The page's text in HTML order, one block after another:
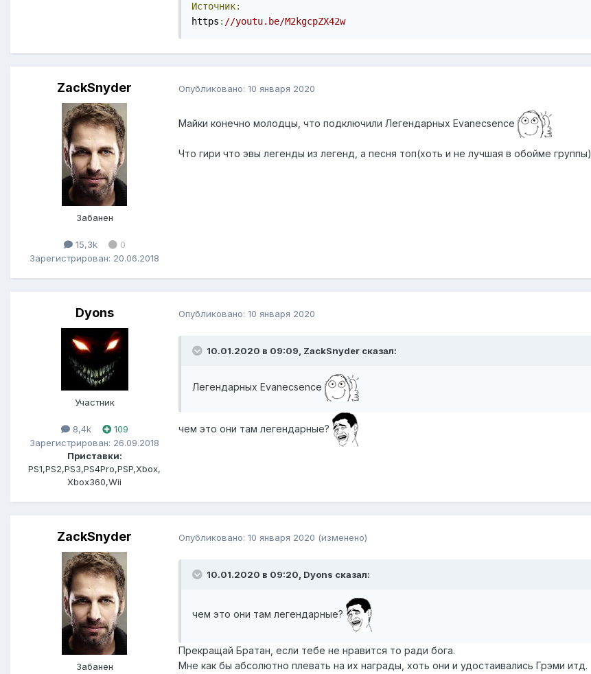
Источник:
https : //youtu.be/M2kgcpZX42w
ZackSnyder
Забанен
15,3k
0
Зарегистрирован: 20.06.2018
Опубликовано: 10 января 2020
Майки конечно молодцы, что подключили Легендарных Evanecsence
Что гири что эвы легенды из легенд, а песня топ(хоть и не лучшая в обойме группы)
Dyons
Участник
8,4k
109
Зарегистрирован: 26.09.2018
Приставки:
PS1,PS2,PS3,PS4Pro,PSP,Xbox,
Xbox360,Wii
Опубликовано: 10 января 2020
10.01.2020 в 09:09, ZackSnyder сказал:
Легендарных Evanecsence
чем это они там легендарные?
ZackSnyder
Забанен
Опубликовано: 10 января 2020 (изменено)
10.01.2020 в 09:20, Dyons сказал:
чем это они там легендарные?
Прекращай Братан, если тебе не нравится то ради бога.
Мне как бы абсолютно плевать на их награды, хоть они и удостаивались Грэми итд.